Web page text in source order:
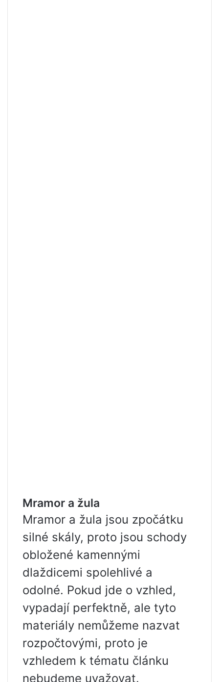
Mramor a žula
Mramor a žula jsou zpočátku
silné skály, proto jsou schody
obložené kamennými
dlaždicemi spolehlivé a
odolné. Pokud jde o vzhled,
vypadají perfektně, ale tyto
materiály nemůžeme nazvat
rozpočtovými, proto je
vzhledem k tématu článku
nebudeme uvažovat.